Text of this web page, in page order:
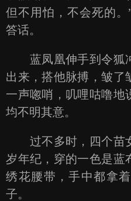
但不用怕，不会死的
答话。
蓝凤凰伸手到令狐
出来，搭他脉搏，皱了
一声唿哨，叽哩咕噜地
均不明其意。
过不多时，四个苗
岁年纪，穿的一色是蓝
绣花腰带，手中都拿
子。